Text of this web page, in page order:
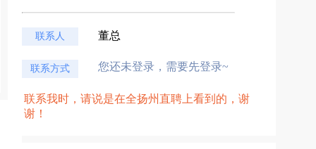
联系人 董总
联系方式 您还未登录，需要先登录~
联系我时，请说是在全扬州直聘上看到的，谢
谢！